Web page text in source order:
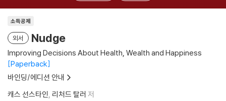
소득공제
외서 Nudge
Improving Decisions About Health, Wealth and Happiness
Paperback
바인딩/에디션 안내
캐스 선스타인 리처드 탈러 저